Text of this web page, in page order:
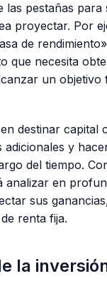
las pestañas para
proyectar. Por
de
que necesita
un objetivo
destinar capital
adicionales y
del tiempo.
analizar en
sus
renta fija.
la